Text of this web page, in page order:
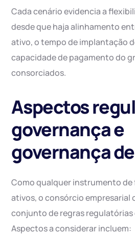
Cada cenário evidencia a
desde que haja alinhamento
ativo, o tempo de implantação
capacidade de pagamento do
consorciados.
Aspectos
governança e
governança
Como qualquer instrumento
ativos, o consórcio empresarial
conjunto de regras regulatórias
Aspectos a considerar incluem: